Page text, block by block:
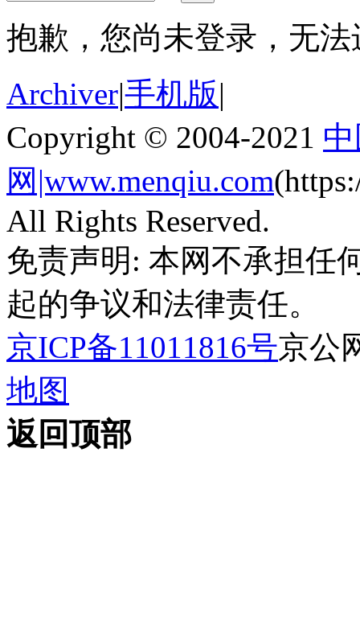
抱歉，您尚未登录，无
Archiver|手机版|
Copyright © 2004-2021
网|www.menqiu.com
All Rights Reserved.
免责声明: 本网不承担任
起的争议和法律责任。
京ICP备11011816号京公
地图
返回顶部